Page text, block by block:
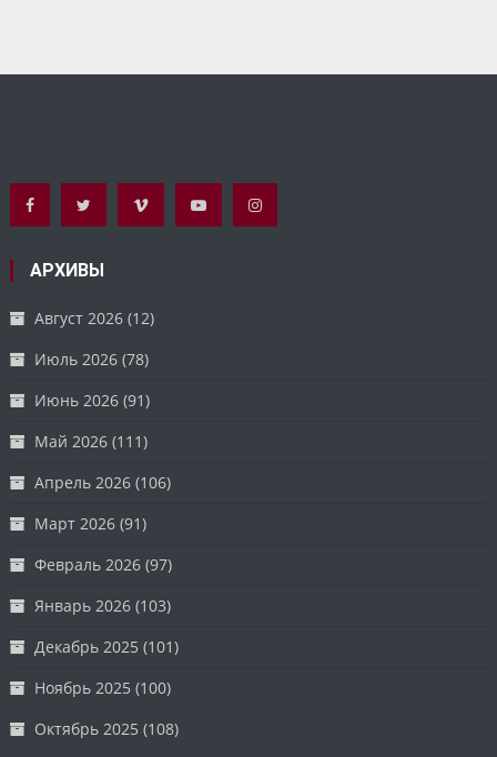
АРХИВЫ
Август 2026 (12)
Июль 2026 (78)
Июнь 2026 (91)
Май 2026 (111)
Апрель 2026 (106)
Март 2026 (91)
Февраль 2026 (97)
Январь 2026 (103)
Декабрь 2025 (101)
Ноябрь 2025 (100)
Октябрь 2025 (108)